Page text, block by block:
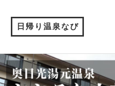
日帰り温泉なび